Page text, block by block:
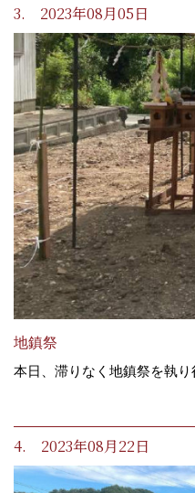
3. 2023年08月05日
地鎮祭
本日、滞りなく地鎮祭を執り
4. 2023年08月22日